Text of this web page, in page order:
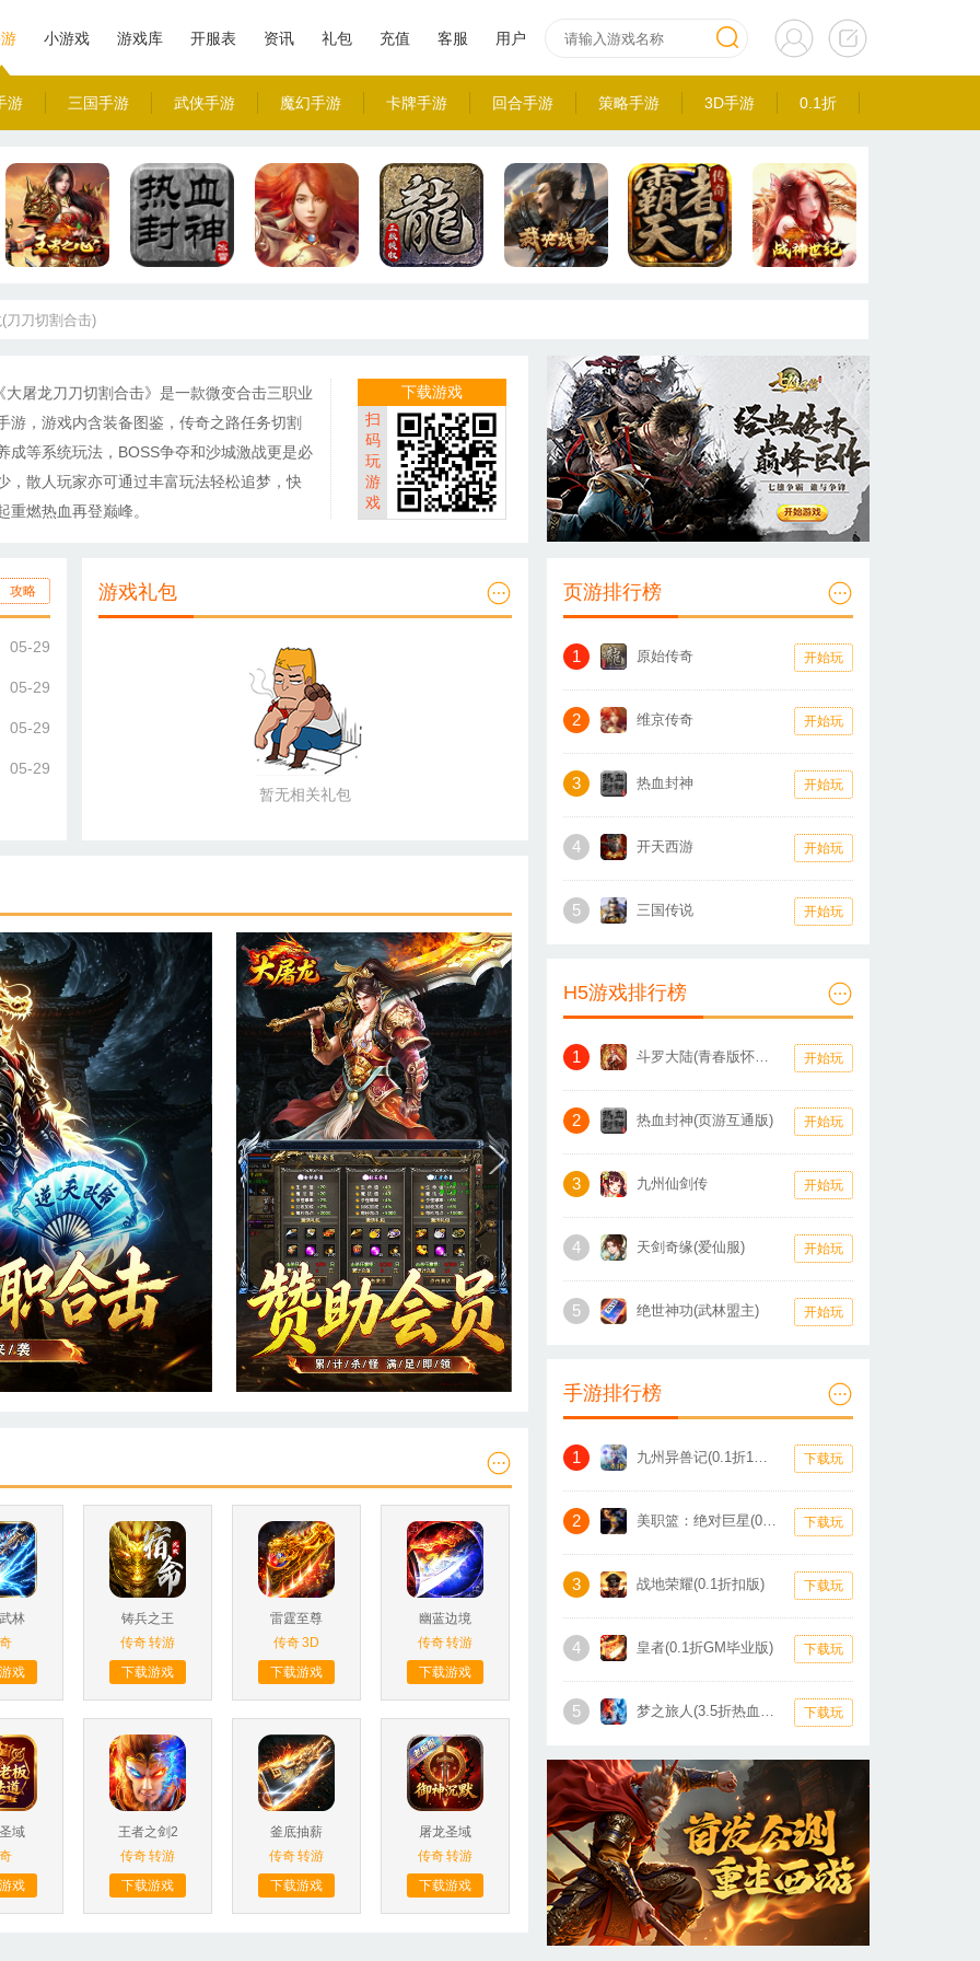
游 三国手游 武侠手游 魔幻手游 卡牌手游 回合手游 策略手游 3D手游 0.1折
小游戏 游戏库 开服表 资讯 礼包 充值 客服 用户
刀刀切割合击)
大屠龙刀刀切割合击》是一款微变合击三职业
游，游戏内含装备图鉴，传奇之路任务切割
成等系统玩法，BOSS争夺和沙城激战更是必
，散人玩家亦可通过丰富玩法轻松追梦，快
重燃热血再登巅峰。
下载游戏
扫
码
玩
游
戏
攻略
05-29
05-29
05-29
05-29
游戏礼包
暂无相关礼包
林
戏
铸兵之王
传奇转游
下载游戏
雷霆至尊
传奇3D
下载游戏
幽蓝边境
传奇转游
下载游戏
域
戏
王者之剑2
传奇转游
下载游戏
釜底抽薪
传奇转游
下载游戏
屠龙圣域
传奇转游
下载游戏
页游排行榜
1 原始传奇 开始玩
2 维京传奇 开始玩
3 热血封神 开始玩
4 开天西游 开始玩
5 三国传说 开始玩
H5游戏排行榜
1 斗罗大陆(青春版怀旧服) 开始玩
2 热血封神(页游互通版) 开始玩
3 九州仙剑传 开始玩
4 天剑奇缘(爱仙服) 开始玩
5 绝世神功(武林盟主) 开始玩
手游排行榜
1 九州异兽记(0.1折1W免费版) 下载玩
2 美职篮：绝对巨星(0.1折卡牌) 下载玩
3 战地荣耀(0.1折扣版) 下载玩
4 皇者(0.1折GM毕业版) 下载玩
5 梦之旅人(3.5折热血霸业) 下载玩